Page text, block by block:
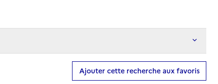
Ajouter cette recherche aux favoris